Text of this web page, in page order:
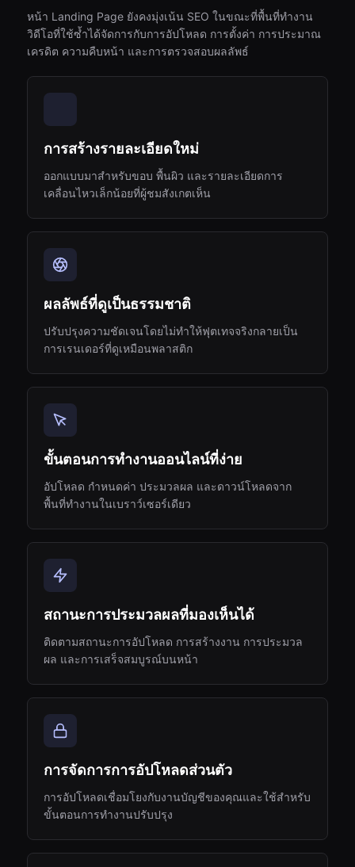
หน้า Landing Page ยังคงมุ่งเน้น SEO ในขณะที่พื้นที่ทำงาน
วิดีโอที่ใช้ซ้ำได้จัดการกับการอัปโหลด การตั้งค่า การประมาณ
เครดิต ความคืบหน้า และการตรวจสอบผลลัพธ์
การสร้างรายละเอียดใหม่
ออกแบบมาสำหรับขอบ พื้นผิว และรายละเอียดการ
เคลื่อนไหวเล็กน้อยที่ผู้ชมสังเกตเห็น
ผลลัพธ์ที่ดูเป็นธรรมชาติ
ปรับปรุงความชัดเจนโดยไม่ทำให้ฟุตเทจจริงกลายเป็น
การเรนเดอร์ที่ดูเหมือนพลาสติก
ขั้นตอนการทำงานออนไลน์ที่ง่าย
อัปโหลด กำหนดค่า ประมวลผล และดาวน์โหลดจาก
พื้นที่ทำงานในเบราว์เซอร์เดียว
สถานะการประมวลผลที่มองเห็นได้
ติดตามสถานะการอัปโหลด การสร้างงาน การประมวล
ผล และการเสร็จสมบูรณ์บนหน้า
การจัดการการอัปโหลดส่วนตัว
การอัปโหลดเชื่อมโยงกับงานบัญชีของคุณและใช้สำหรับ
ขั้นตอนการทำงานปรับปรุง